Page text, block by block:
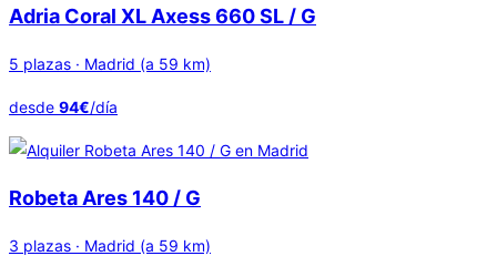
Adria Coral XL Axess 660 SL / G
5 plazas · Madrid (a 59 km)
desde 94€/día
Robeta Ares 140 / G
3 plazas · Madrid (a 59 km)